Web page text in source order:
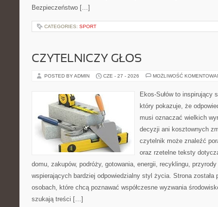
Bezpieczeństwo […]
CATEGORIES: SPORT
CZYTELNICZY GŁOS
POSTED BY ADMIN CZE - 27 - 2026 MOŻLIWOŚĆ
Ekos-Sułów to inspirujący
który pokazuje, że
musi oznaczać wielkich
decyzji ani kosztownych
czytelnik może znaleźć
oraz rzetelne teksty
domu, zakupów, podróży, gotowania, energii, recyklingu,
wspierających bardziej odpowiedzialny styl życia. Strona została
osobach, które chcą poznawać współczesne wyzwania
szukają treści […]